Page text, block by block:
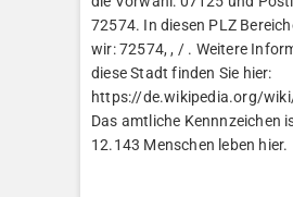
72574. In diesen PLZ
wir: 72574, , / . Weitere
diese Stadt finden Sie hier:
https://de.wikipedia.org/
Das amtliche Kennnzeichen
12.143 Menschen leben hier.